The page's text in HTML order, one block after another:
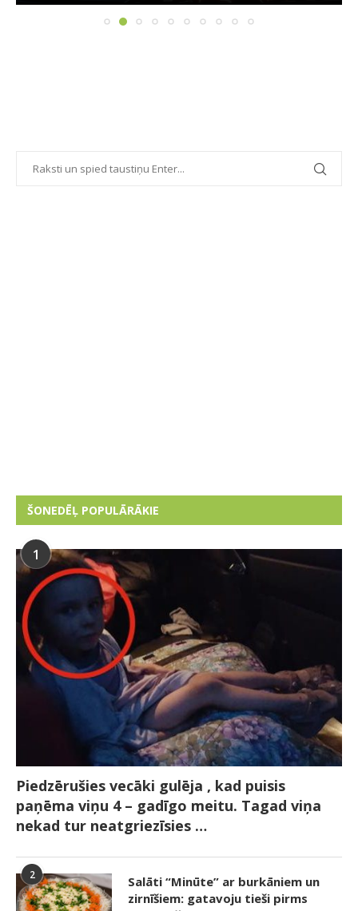
ŠONEDĒĻ POPULĀRĀKIE
1
Piedzērušies vecāki gulēja , kad puisis
paņēma viņu 4 – gadīgo meitu. Tagad viņa
nekad tur neatgriezīsies …
2
Salāti “Minūte” ar burkāniem un
zirnīšiem: gatavoju tieši pirms